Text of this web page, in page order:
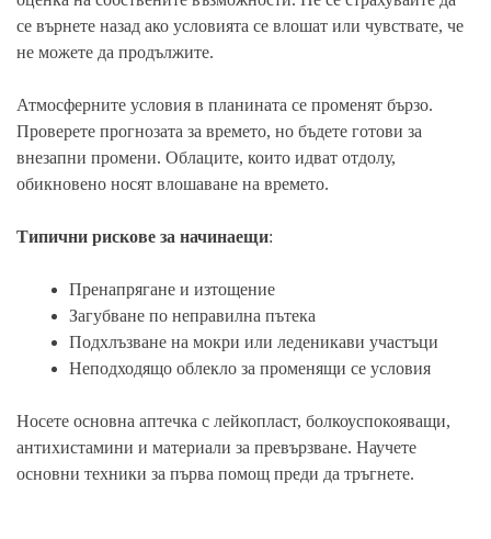
се върнете назад ако условията се влошат или чувствате, че
не можете да продължите.
Атмосферните условия в планината се променят бързо.
Проверете прогнозата за времето, но бъдете готови за
внезапни промени. Облаците, които идват отдолу,
обикновено носят влошаване на времето.
Типични рискове за начинаещи:
Пренапрягане и изтощение
Загубване по неправилна пътека
Подхлъзване на мокри или леденикави участъци
Неподходящо облекло за променящи се условия
Носете основна аптечка с лейкопласт, болкоуспокояващи,
антихистамини и материали за превързване. Научете
основни техники за първа помощ преди да тръгнете.